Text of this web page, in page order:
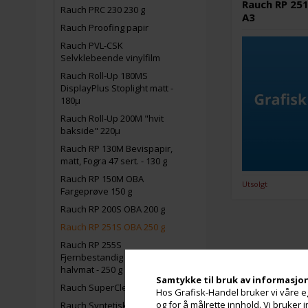
Samtykke til bruk av
Hos Grafisk-Handel bruker vi våre
og for å målrette innhold. Vi
Rauch PRC 230 230 g
Rauch Proofing papir
Rauch PVL-CSK
Selvklebeende vinylfilm
Rauch Roll-Up 180MS
DisplayPlus Stoplight matt -
180µ
Rauch Roll-Up 200M "hvit
bakside" 220µ
Rauch RP 130M Bevispapir,
matt, Fogra 47 sert. - 130 g
Rauch RP 150M OBA
Fargeprøve 150 g
Rauch RP 200S OBA 200 g
Rauch RP 251S OBA 250 g
Rauch RP 255S
Fjernbestandig papir,
halvmat - 250 g
Rauch SuperClear RS 115µ
Rauch Syntetisk Papir 180µ
Rauch RP
A3
Utsolgt